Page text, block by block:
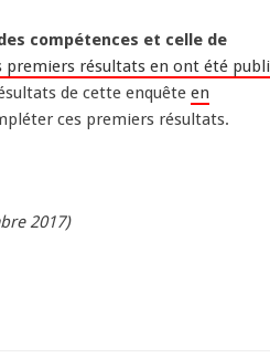
compétences et celle de
premiers résultats en ont été
de cette enquête en
ces premiers résultats.
2017)